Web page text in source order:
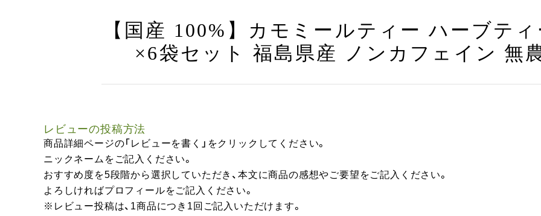
【国産 100%】カモミールティー ハーブテ
×6袋セット 福島県産 ノンカフェイン 無
レビューの投稿方法
商品詳細ページの「レビューを書く」をクリックしてください。
ニックネームをご記入ください。
おすすめ度を5段階から選択していただき、本文に商品の感想やご要望をご記入ください。
よろしければプロフィールをご記入ください。
※レビュー投稿は、1商品につき1回ご記入いただけます。